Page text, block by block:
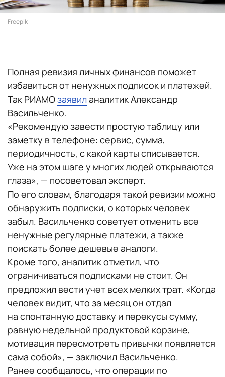
Freepik
Полная ревизия личных финансов поможет
избавиться от ненужных подписок и платежей.
Так РИАМОзаявиланалитик Александр
Васильченко.
«Рекомендую завести простую таблицу или
заметку в телефоне: сервис, сумма,
периодичность, с какой карты списывается.
Уже на этом шаге у многих людей открываются
глаза», — посоветовал эксперт.
По его словам, благодаря такой ревизии можно
обнаружить подписки, о которых человек
забыл. Васильченко советует отменить все
ненужные регулярные платежи, а также
поискать более дешевые аналоги.
Кроме того, аналитик отметил, что
ограничиваться подписками не стоит. Он
предложил вести учет всех мелких трат. «Когда
человек видит, что за месяц он отдал
на спонтанную доставку и перекусы сумму,
равную недельной продуктовой корзине,
мотивация пересмотреть привычки появляется
сама собой», — заключил Васильченко.
Ранее сообщалось, что операции по